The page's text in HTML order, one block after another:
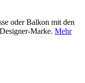
oder Balkon mit den
Marke. Mehr